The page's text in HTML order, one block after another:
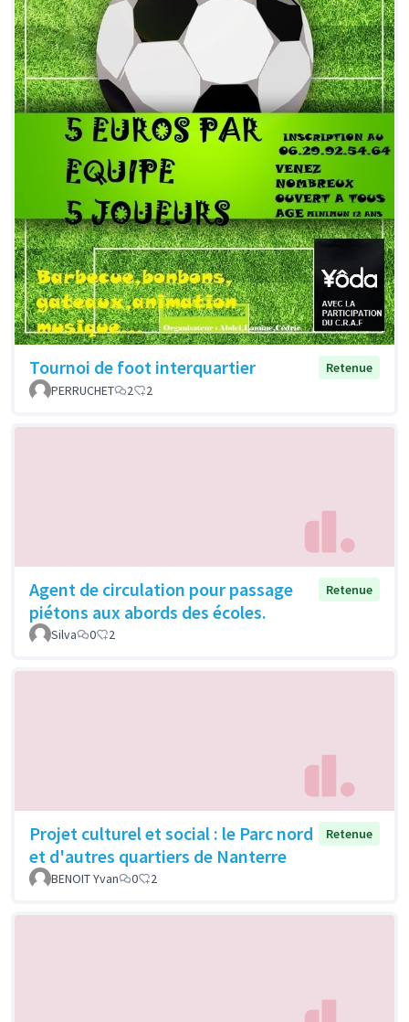
Tournoi de foot interquartier
Retenue
PERRUCHET
2 2
Agent de circulation pour passage
piétons aux abords des écoles.
Retenue
Silva 0 2
Projet culturel et social : le Parc nord
et d'autres quartiers de Nanterre
Retenue
BENOIT Yvan 0 2